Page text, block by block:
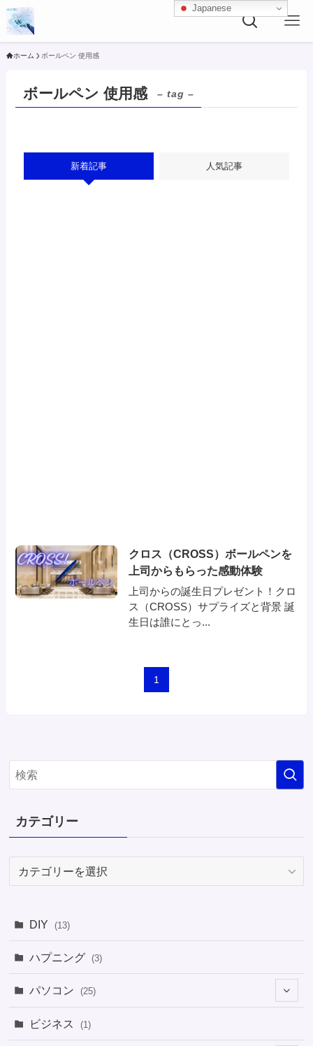
ホーム ボールペン 使用感
ボールペン 使用感 – tag –
新着記事 人気記事
クロス（CROSS）ボールペンを
上司からもらった感動体験
上司からの誕生日プレゼント！クロ
ス（CROSS）サプライズと背景 誕
生日は誰にとっ...
1
カテゴリー
DIY (13)
ハプニング (3)
パソコン (25)
(8)
ビジネス (1)
Japanese